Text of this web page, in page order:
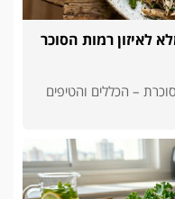
לאיזון רמות הסוכר
– הכללים והטיפים